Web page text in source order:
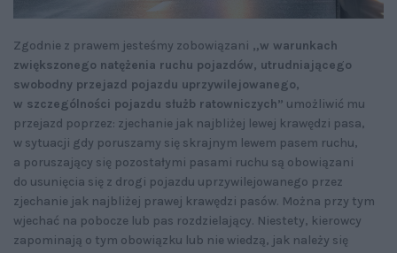
Zgodnie z prawem jesteśmy zobowiązani „w warunkach
zwiększonego natężenia ruchu pojazdów, utrudniającego
swobodny przejazd pojazdu uprzywilejowanego,
w szczególności pojazdu służb ratowniczych” umożliwić mu
przejazd poprzez: zjechanie jak najbliżej lewej krawędzi pasa,
w sytuacji gdy poruszamy się skrajnym lewem pasem ruchu,
a poruszający się pozostałymi pasami ruchu są obowiązani
do usunięcia się z drogi pojazdu uprzywilejowanego przez
zjechanie jak najbliżej prawej krawędzi pasów. Można przy tym
wjechać na pobocze lub pas rozdzielający. Niestety, kierowcy
zapominają o tym obowiązku lub nie wiedzą, jak należy się